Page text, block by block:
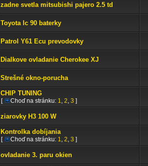
zadne svetla mitsubishi pajero 2.5 td
Toyota lc 90 baterky
Patrol Y61 Ecu prevodovky
Dialkove ovladanie Cherokee XJ
Strešné okno-porucha
CHIP TUNING
[ Choď na stránku: 1, 2, 3 ]
ziarovky H3 100 W
Kontrolka dobíjania
[ Choď na stránku: 1, 2, 3 ]
ovladanie 3. paru okien